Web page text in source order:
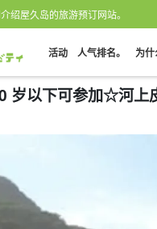
绍屋久岛的旅游预订网站。
活动 人气排名。 为
岁以下可参加☆河上